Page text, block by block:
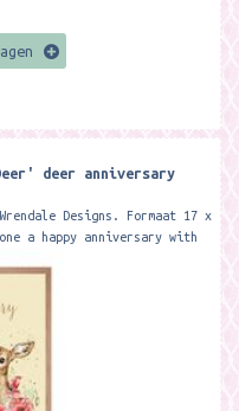
deer anniversary
Designs. Formaat 17 x
a happy anniversary with